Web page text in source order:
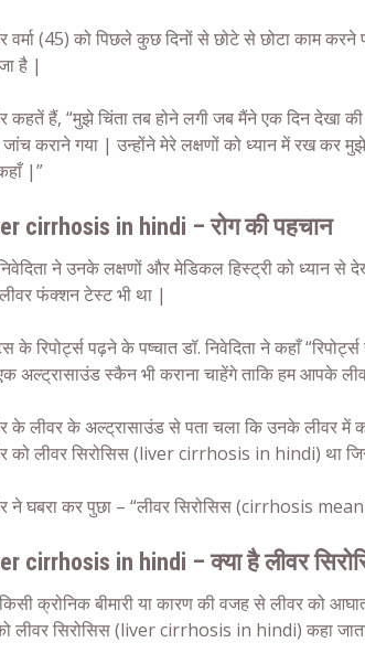
वर्मा (45) को पिछले कुछ दिनों से छोटे से छोटा काम
है |
कहतें हैं, “मुझे चिंता तब होने लगी जब मैंने एक दिन
कराने गया | उन्होंने मेरे लक्षणों को ध्यान में रख कर
|”
cirrhosis in hindi – रोग की पहचान
ने उनके लक्षणों और मेडिकल हिस्ट्री को ध्यान
फंक्शन टेस्ट भी था |
के रिपोर्ट्स पढ़ने के पष्चात डॉ. निवेदिता ने कहाँ
अल्ट्रासाउंड स्कैन भी कराना चाहेंगे ताकि हम आपके
के लीवर के अल्ट्रासाउंड से पता चला कि उनके लीवर में
को लीवर सिरोसिस (liver cirrhosis in hindi) था
ने घबरा कर पुछा – “लीवर सिरोसिस (cirrhosis
cirrhosis in hindi – क्या है लीवर
क्रोनिक बीमारी या कारण की वजह से लीवर को
लीवर सिरोसिस (liver cirrhosis in hindi) कहा